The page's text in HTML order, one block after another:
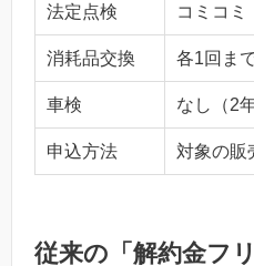
法定点検 コミコミ
消耗品交換 各1回ま
車検 なし（2
申込方法 対象の販
従来の「解約金フ